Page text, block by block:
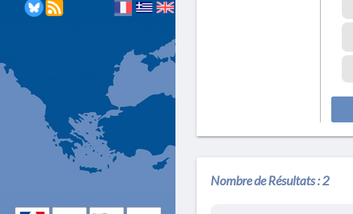
Nombre de Résultats :2